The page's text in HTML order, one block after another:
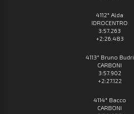
4112° Alda
IDROCENTRO
3:57.263
+2:26.483
4113° Bruno Budri
CARBONI
3:57.902
+2:27.122
4114° Bacco
CARBONI